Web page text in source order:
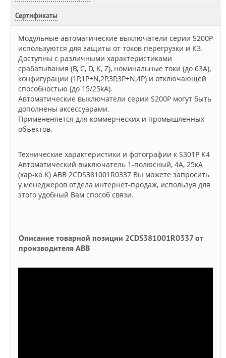
Сертификаты
Модульные автоматические выключатели серии S200P
используются для защиты от токов перегрузки и КЗ.
Доступны с различными характеристиками
срабатывания (B, C, D, K, Z), номинальные токи (до 63А),
конфигурации (1P,1P+N,2P,3P,3P+N,4P) и отключающей
способностью (до 15/25kA).
Автоматические выключатели серии S200P могут быть
дополнены аксессуарами.
Примененяется для коммерческих и промышленных
объектов.
Технические характеристики и фотографии к S301P K4
Автоматический выключатель 1-полюсный, 4А, 25кА
(хар-ка K) ABB 2CDS381001R0337 Вы можете запросить
у менеджеров отдела интернет-продаж, используя для
этого удобный Вам способ связи.
Описание товарной позиции 2CDS381001R0337 от
производителя ABB